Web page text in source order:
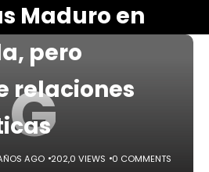
G
Maduro en
pero
relaciones
AGO 202,0 VIEWS 0 COMMENTS